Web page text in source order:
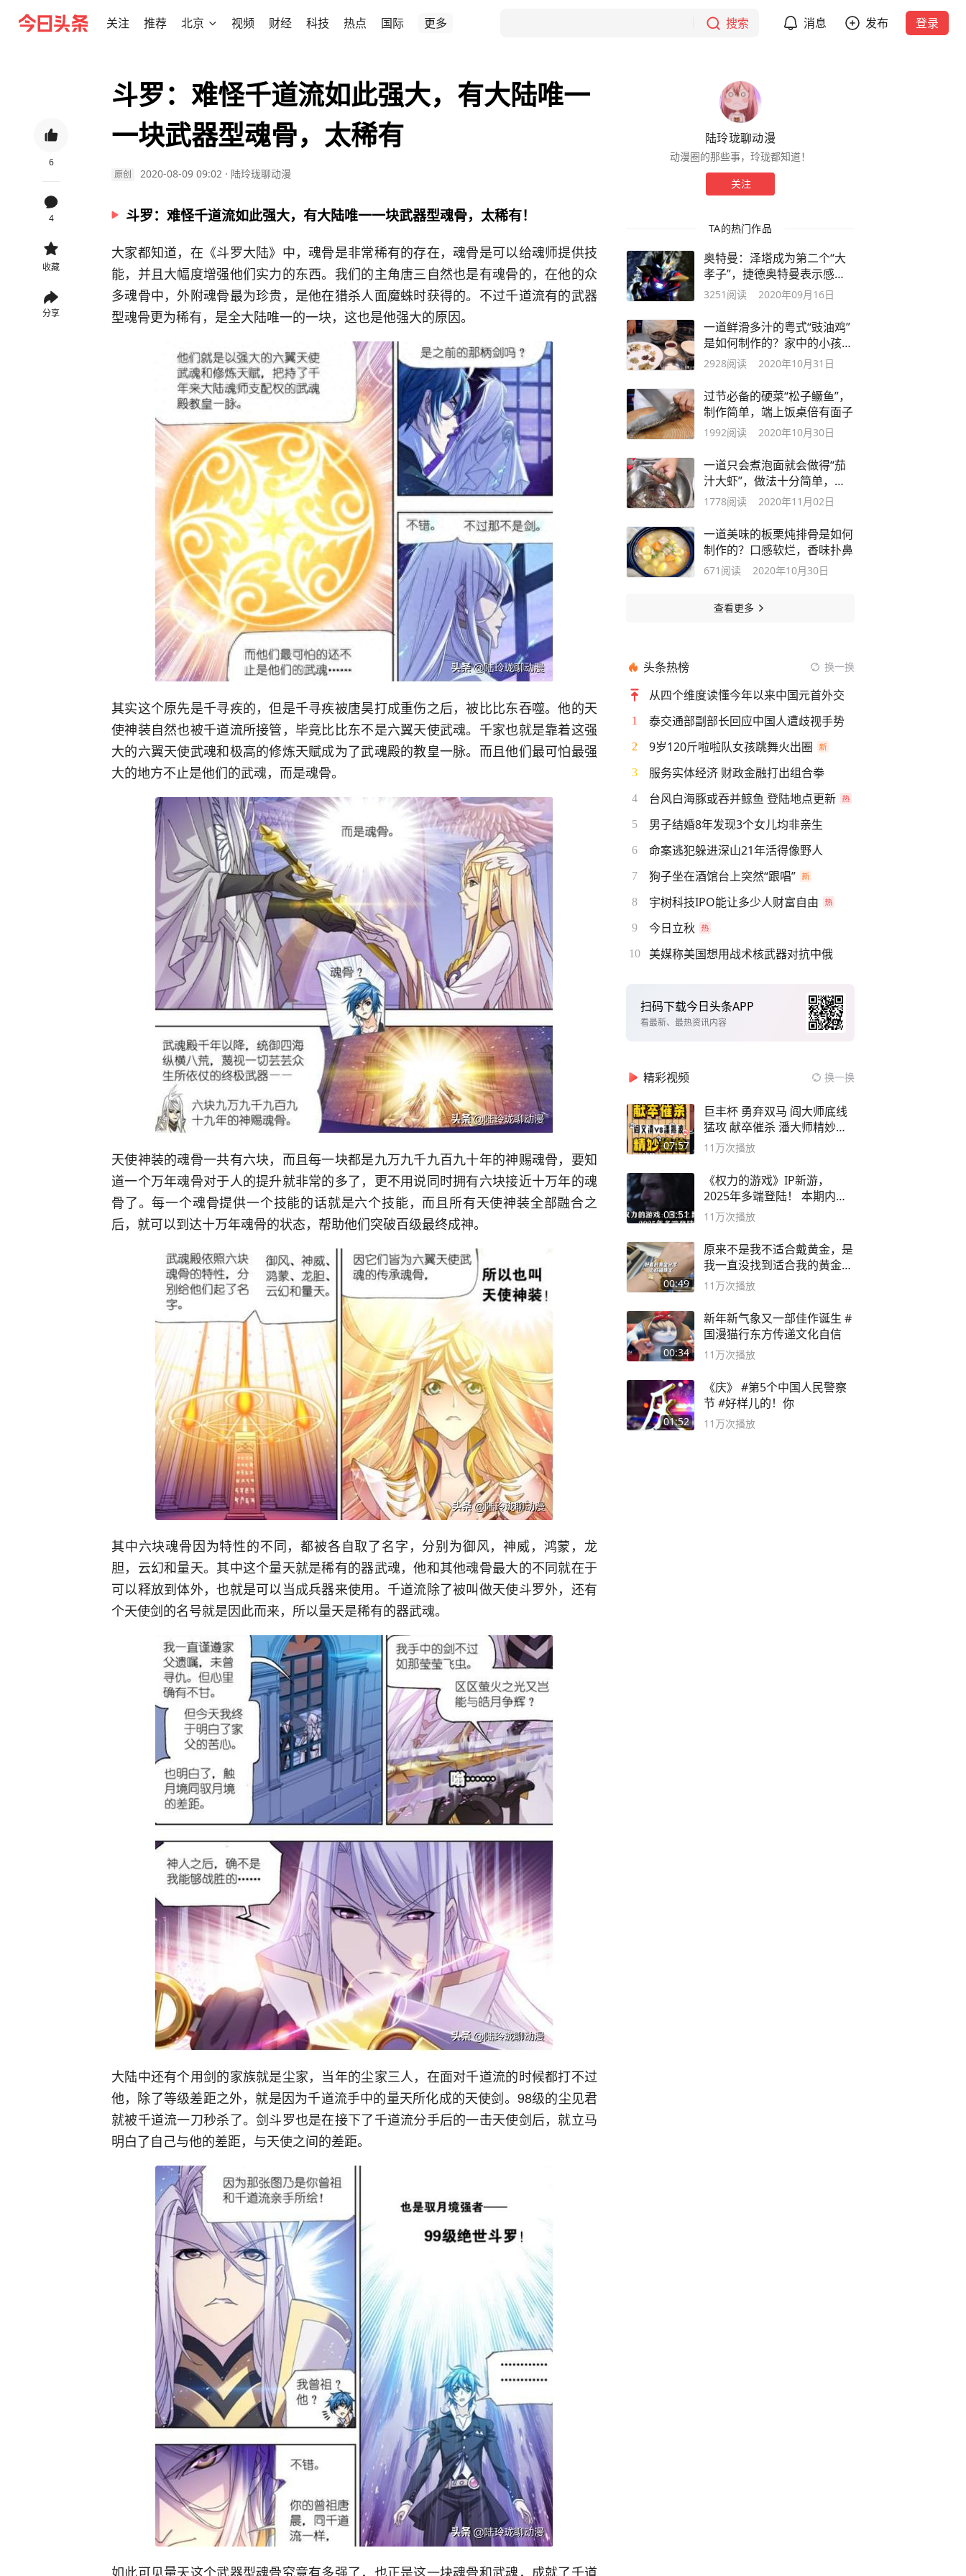
关注 推荐 北京 视频 财经 科技 热点 国际 更多 搜索 消息 发布 登录
6
4
收藏
分享
斗罗：难怪千道流如此强大，有大陆唯一
一块武器型魂骨，太稀有
原创 2020-08-09 09:02 · 陆玲珑聊动漫
斗罗：难怪千道流如此强大，有大陆唯一一块武器型魂骨，太稀有！
大家都知道，在《斗罗大陆》中，魂骨是非常稀有的存在，魂骨是可以给魂师提供技
能，并且大幅度增强他们实力的东西。我们的主角唐三自然也是有魂骨的，在他的众
多魂骨中，外附魂骨最为珍贵，是他在猎杀人面魔蛛时获得的。不过千道流有的武器
型魂骨更为稀有，是全大陆唯一的一块，这也是他强大的原因。
其实这个原先是千寻疾的，但是千寻疾被唐昊打成重伤之后，被比比东吞噬。他的天
使神装自然也被千道流所接管，毕竟比比东不是六翼天使武魂。千家也就是靠着这强
大的六翼天使武魂和极高的修炼天赋成为了武魂殿的教皇一脉。而且他们最可怕最强
大的地方不止是他们的武魂，而是魂骨。
天使神装的魂骨一共有六块，而且每一块都是九万九千九百九十年的神赐魂骨，要知
道一个万年魂骨对于人的提升就非常的多了，更不用说同时拥有六块接近十万年的魂
骨了。每一个魂骨提供一个技能的话就是六个技能，而且所有天使神装全部融合之
后，就可以到达十万年魂骨的状态，帮助他们突破百级最终成神。
其中六块魂骨因为特性的不同，都被各自取了名字，分别为御风，神威，鸿蒙，龙
胆，云幻和量天。其中这个量天就是稀有的器武魂，他和其他魂骨最大的不同就在于
可以释放到体外，也就是可以当成兵器来使用。千道流除了被叫做天使斗罗外，还有
个天使剑的名号就是因此而来，所以量天是稀有的器武魂。
大陆中还有个用剑的家族就是尘家，当年的尘家三人，在面对千道流的时候都打不过
他，除了等级差距之外，就是因为千道流手中的量天所化成的天使剑。98级的尘见君
就被千道流一刀秒杀了。剑斗罗也是在接下了千道流分手后的一击天使剑后，就立马
明白了自己与他的差距，与天使之间的差距。
如此可见量天这个武器型魂骨究竟有多强了，也正是这一块魂骨和武魂，成就了千道
陆玲珑聊动漫
动漫圈的那些事，玲珑都知道！
关注
TA的热门作品
奥特曼：泽塔成为第二个“大
孝子”，捷德奥特曼表示感同
身受啊
3251 阅读 2020年09月16日
一道鲜滑多汁的粤式“豉油鸡”
是如何制作的？家中的小孩都
馋哭了
2928阅读 2020年10月31日
过节必备的硬菜“松子鳜鱼”，
制作简单，端上饭桌倍有面子
1992阅读 2020年10月30日
一道只会煮泡面就会做得“茄
汁大虾”，做法十分简单，超
有食欲
1778阅读 2020年11月02日
一道美味的板栗炖排骨是如何
制作的？口感软烂，香味扑鼻
671 阅读 2020年10月30日
查看更多
头条热榜 换一换
从四个维度读懂今年以来中国元首外交
1 泰交通部副部长回应中国人遭歧视手势
2 9岁120斤啦啦队女孩跳舞火出圈
3 服务实体经济 财政金融打出组合拳
4 台风白海豚或吞并鲸鱼 登陆地点更新
5 男子结婚8年发现3个女儿均非亲生
6 命案逃犯躲进深山21年活得像野人
7 狗子坐在酒馆台上突然“跟唱”
8 宇树科技IPO能让多少人财富自由
9 今日立秋
10 美媒称美国想用战术核武器对抗中俄
扫码下载今日头条APP
看最新、最热资讯内容
精彩视频 换一换
07:57
巨丰杯 勇弃双马 阎大师底线
猛攻 献卒催杀 潘大师精妙入
局
11万次播放
03:51
《权力的游戏》IP新游，
2025年多端登陆！ 本期内容
概要
11万次播放
00:49
原来不是我不适合戴黄金，是
我一直没找到适合我的黄金
😭
11万次播放
00:34
新年新气象又一部佳作诞生 #
国漫猫行东方传递文化自信
11万次播放
01:52
《庆》 #第5个中国人民警察
节 #好样儿的！你
11万次播放